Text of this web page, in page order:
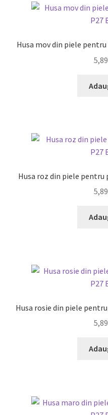
Husa mov din piele
5,89
Husa roz din piele pentru
5,89
Husa rosie din piele
5,89